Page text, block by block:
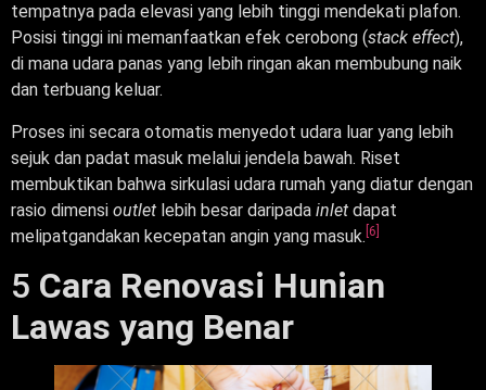
tempatnya pada elevasi yang lebih tinggi mendekati plafon.
Posisi tinggi ini memanfaatkan efek cerobong (stack effect),
di mana udara panas yang lebih ringan akan membubung naik
dan terbuang keluar.
Proses ini secara otomatis menyedot udara luar yang lebih
sejuk dan padat masuk melalui jendela bawah. Riset
membuktikan bahwa sirkulasi udara rumah yang diatur dengan
rasio dimensi outlet lebih besar daripada inlet dapat
melipatgandakan kecepatan angin yang masuk. [6]
5 Cara Renovasi Hunian
Lawas yang Benar